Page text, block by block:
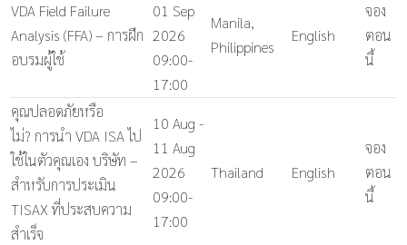
VDA Field Failure
Analysis (FFA) – การฝึก
อบรมผู้ใช้
01 Sep
2026
09:00-
17:00
Manila,
Philippines
English
จอง
ตอน
นี้
คุณปลอดภัยหรือ
ไม่? การนำ VDA ISA ไป
ใช้ในตัวคุณเอง บริษัท –
สำหรับการประเมิน
TISAX ที่ประสบความ
สำเร็จ
10 Aug -
11 Aug
2026
09:00-
17:00
Thailand English
จอง
ตอน
นี้